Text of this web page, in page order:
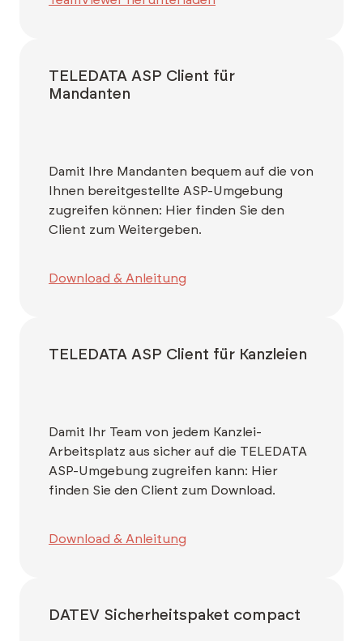
TELEDATA ASP Client für
Mandanten
Damit Ihre Mandanten bequem auf die von
Ihnen bereitgestellte ASP-Umgebung
zugreifen können: Hier finden Sie den
Client zum Weitergeben.
Download & Anleitung
TELEDATA ASP Client für Kanzleien
Damit Ihr Team von jedem Kanzlei-
Arbeitsplatz aus sicher auf die TELEDATA
ASP-Umgebung zugreifen kann: Hier
finden Sie den Client zum Download.
Download & Anleitung
DATEV Sicherheitspaket compact